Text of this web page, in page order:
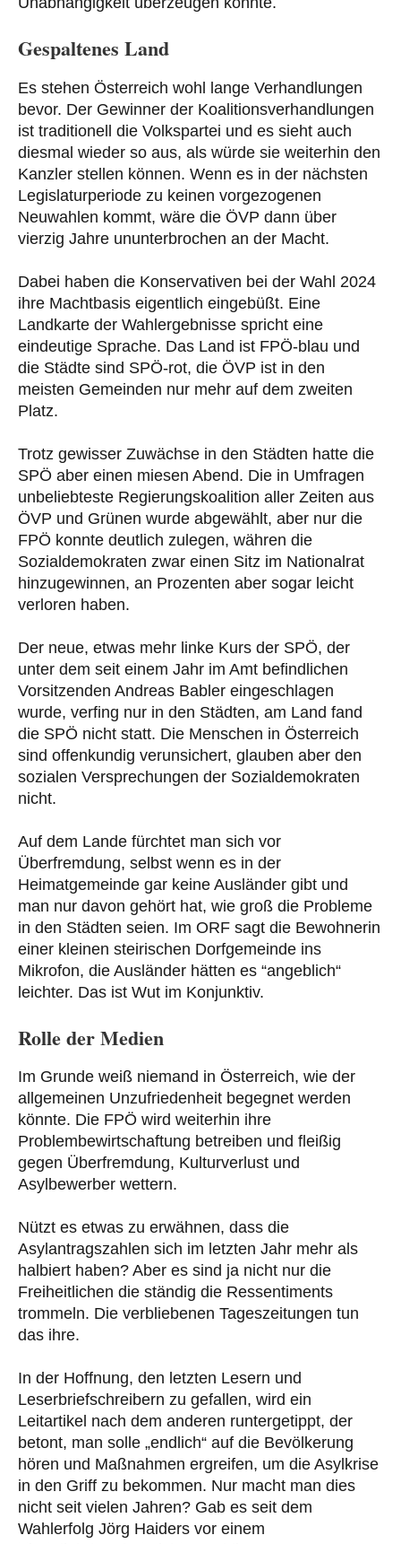
Gespaltenes Land
Es stehen Österreich wohl lange Verhandlungen
bevor. Der Gewinner der Koalitionsverhandlungen
ist traditionell die Volkspartei und es sieht auch
diesmal wieder so aus, als würde sie weiterhin den
Kanzler stellen können. Wenn es in der nächsten
Legislaturperiode zu keinen vorgezogenen
Neuwahlen kommt, wäre die ÖVP dann über
vierzig Jahre ununterbrochen an der Macht.
Dabei haben die Konservativen bei der Wahl 2024
ihre Machtbasis eigentlich eingebüßt. Eine
Landkarte der Wahlergebnisse spricht eine
eindeutige Sprache. Das Land ist FPÖ-blau und
die Städte sind SPÖ-rot, die ÖVP ist in den
meisten Gemeinden nur mehr auf dem zweiten
Platz.
Trotz gewisser Zuwächse in den Städten hatte die
SPÖ aber einen miesen Abend. Die in Umfragen
unbeliebteste Regierungskoalition aller Zeiten aus
ÖVP und Grünen wurde abgewählt, aber nur die
FPÖ konnte deutlich zulegen, währen die
Sozialdemokraten zwar einen Sitz im Nationalrat
hinzugewinnen, an Prozenten aber sogar leicht
verloren haben.
Der neue, etwas mehr linke Kurs der SPÖ, der
unter dem seit einem Jahr im Amt befindlichen
Vorsitzenden Andreas Babler eingeschlagen
wurde, verfing nur in den Städten, am Land fand
die SPÖ nicht statt. Die Menschen in Österreich
sind offenkundig verunsichert, glauben aber den
sozialen Versprechungen der Sozialdemokraten
nicht.
Auf dem Lande fürchtet man sich vor
Überfremdung, selbst wenn es in der
Heimatgemeinde gar keine Ausländer gibt und
man nur davon gehört hat, wie groß die Probleme
in den Städten seien. Im ORF sagt die Bewohnerin
einer kleinen steirischen Dorfgemeinde ins
Mikrofon, die Ausländer hätten es “angeblich“
leichter. Das ist Wut im Konjunktiv.
Rolle der Medien
Im Grunde weiß niemand in Österreich, wie der
allgemeinen Unzufriedenheit begegnet werden
könnte. Die FPÖ wird weiterhin ihre
Problembewirtschaftung betreiben und fleißig
gegen Überfremdung, Kulturverlust und
Asylbewerber wettern.
Nützt es etwas zu erwähnen, dass die
Asylantragszahlen sich im letzten Jahr mehr als
halbiert haben? Aber es sind ja nicht nur die
Freiheitlichen die ständig die Ressentiments
trommeln. Die verbliebenen Tageszeitungen tun
das ihre.
In der Hoffnung, den letzten Lesern und
Leserbriefschreibern zu gefallen, wird ein
Leitartikel nach dem anderen runtergetippt, der
betont, man solle „endlich“ auf die Bevölkerung
hören und Maßnahmen ergreifen, um die Asylkrise
in den Griff zu bekommen. Nur macht man dies
nicht seit vielen Jahren? Gab es seit dem
Wahlerfolg Jörg Haiders vor einem